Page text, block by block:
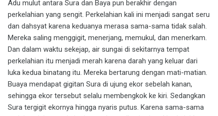
Adu mulut antara Sura dan Baya pun berakhir dengan
perkelahian yang sengit. Perkelahian kali ini menjadi sangat seru
dan dahsyat karena keduanya merasa sama-sama tidak salah.
Mereka saling menggigit, menerjang, memukul, dan menerkam.
Dan dalam waktu sekejap, air sungai di sekitarnya tempat
perkelahian itu menjadi merah karena darah yang keluar dari
luka kedua binatang itu. Mereka bertarung dengan mati-matian.
Buaya mendapat gigitan Sura di ujung ekor sebelah kanan,
sehingga ekor tersebut selalu membengkok ke kiri. Sedangkan
Sura tergigit ekornya hingga nyaris putus. Karena sama-sama